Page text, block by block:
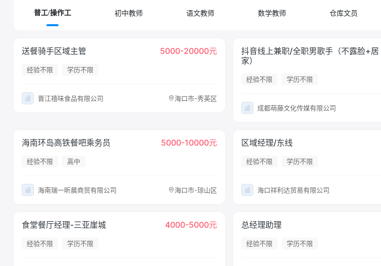
普工/操作工 初中教师 语文教师 数学教师 仓库文员
送餐骑手区域主管 5000-20000元
经验不限 学历不限
晋江禧味食品有限公司 海口市-秀英区
抖音线上兼职/全职男歌手（不露脸+居
家）
经验不限 学历不限
成都萌藤文化传媒有限公司
海南环岛高铁餐吧乘务员 5000-10000元
经验不限 高中
海南瑞一昕晨商贸有限公司 海口市-琼山区
区域经理/东线
经验不限 学历不限
海口祥利达贸易有限公司
食堂餐厅经理-三亚崖城 4000-5000元
经验不限 学历不限
总经理助理
经验不限 学历不限